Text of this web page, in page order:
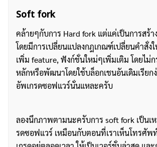
Soft fork
คล้ายๆกับการ Hard fork แต่แค่เป็นการสร้
โดยมีการเปลี่ยนแปลงกฎเกณฑ์เปลี่ยนคำสั่ง
เพิ่ม feature, ฟังก์ชั่นใหม่ๆเพิ่มเติม โดยไม่
หลักหรือพัฒนาโดยใช้บล็อกเชนอันเดิมเรียก
อัพเกรดซอฟแวร์นั่นแหละครับ
ลองนึกภาพตามนะครับการ soft fork เป็นเ
รดซอฟแวร์ เหมือนกับตอนที่เราเห็นโทรศัพ